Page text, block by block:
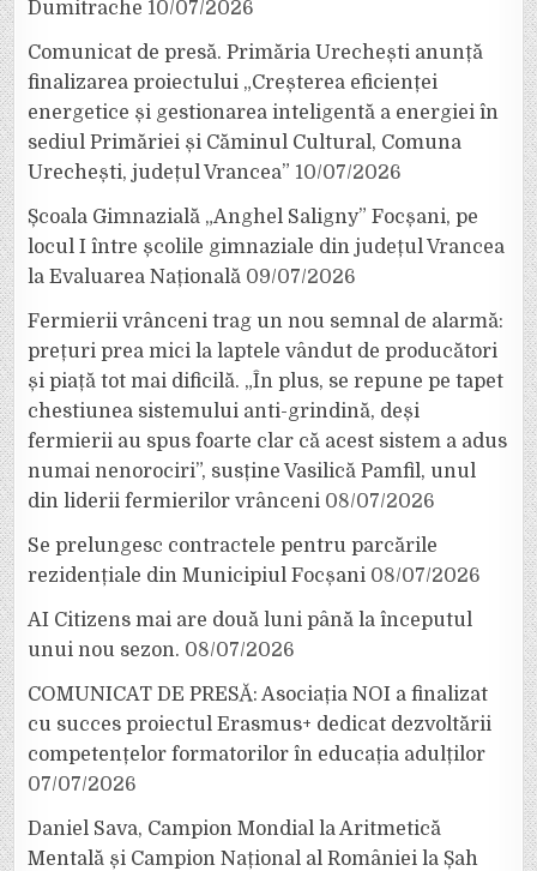
Dumitrache 10/07/2026
Comunicat de presă. Primăria Urechești anunță
finalizarea proiectului „Creșterea eficienței
energetice și gestionarea inteligentă a energiei în
sediul Primăriei și Căminul Cultural, Comuna
Urechești, județul Vrancea” 10/07/2026
Școala Gimnazială „Anghel Saligny” Focșani, pe
locul I între școlile gimnaziale din județul Vrancea
la Evaluarea Națională 09/07/2026
Fermierii vrânceni trag un nou semnal de alarmă:
prețuri prea mici la laptele vândut de producători
și piață tot mai dificilă. „În plus, se repune pe tapet
chestiunea sistemului anti-grindină, deși
fermierii au spus foarte clar că acest sistem a adus
numai nenorociri”, susține Vasilică Pamfil, unul
din liderii fermierilor vrânceni 08/07/2026
Se prelungesc contractele pentru parcările
rezidențiale din Municipiul Focșani 08/07/2026
AI Citizens mai are două luni până la începutul
unui nou sezon. 08/07/2026
COMUNICAT DE PRESĂ: Asociația NOI a finalizat
cu succes proiectul Erasmus+ dedicat dezvoltării
competențelor formatorilor în educația adulților
07/07/2026
Daniel Sava, Campion Mondial la Aritmetică
Mentală și Campion Național al României la Șah